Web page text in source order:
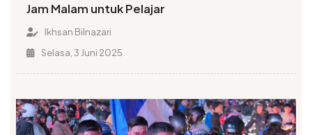
Jam Malam untuk Pelajar
Ikhsan Bilnazari
Selasa, 3 Juni 2025